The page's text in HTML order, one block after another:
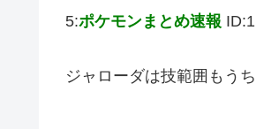
5:ポケモンまとめ速報
ジャローダは技範囲もう